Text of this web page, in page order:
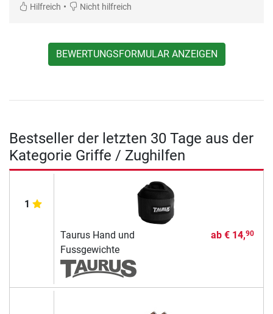
Hilfreich • Nicht hilfreich
BEWERTUNGSFORMULAR ANZEIGEN
Bestseller der letzten 30 Tage aus der
Kategorie Griffe / Zughilfen
1
Taurus Hand und
Fussgewichte
ab € 14,90